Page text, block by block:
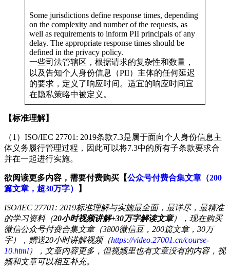
Some jurisdictions define response times, depending
on the complexity and number of the requests, as
well as requirements to inform PII principals of any
delay. The appropriate response times should be
defined in the privacy policy.
一些司法管辖区，根据请求的复杂性和数量，
以及告知个人身份信息（PII）主体的任何延迟
的要求，定义了响应时间。适宜的响应时间宜
在隐私策略中被定义。
【标准理解】
（1）ISO/IEC 27701: 2019条款7.3是属于面向个人身份信息主
体义务履行管理过程，因此可以将7.3中的所有子条款要求合
并在一起进行实施。
欲阅读更多内容，需要付费购买【公众号付费合集文章（200
篇文章，超30万字）
】
ISO/IEC 27701: 2019标准理解与实施最全面，最详尽，最精准
的学习资料（20小时视频讲解+30万字解读文章），现在购买
微信公众号付费合集文章（3800微信豆，200篇文章，30万
字），赠送20小时讲解视频（https://video.27001.cn/course-
10.html ），文章内容更多，但视频里也有文章没有的内容，视
频和文章可以相互补充。